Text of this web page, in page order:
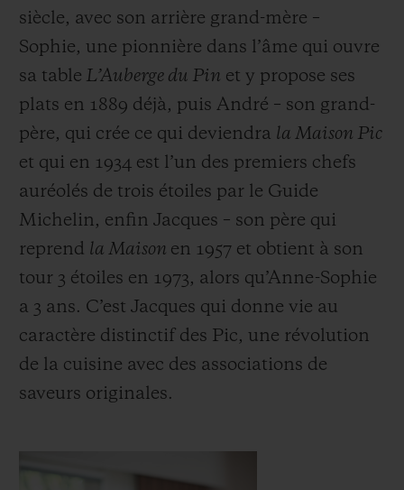
siècle, avec son arrière grand-mère –
Sophie, une pionnière dans l’âme qui ouvre
sa table L’Auberge du Pin et y propose ses
plats en 1889 déjà, puis André – son grand-
père, qui crée ce qui deviendra la Maison Pic
et qui en 1934 est l’un des premiers chefs
auréolés de trois étoiles par le Guide
Michelin, enfin Jacques – son père qui
reprend la Maison en 1957 et obtient à son
tour 3 étoiles en 1973, alors qu’Anne-Sophie
a 3 ans. C’est Jacques qui donne vie au
caractère distinctif des Pic, une révolution
de la cuisine avec des associations de
saveurs originales.